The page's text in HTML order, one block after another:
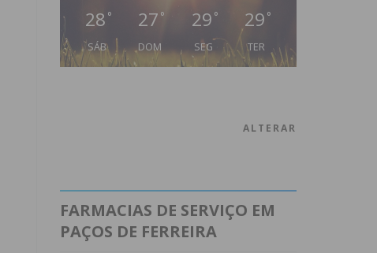
28 °
SÁB
27 °
DOM
29 °
SEG
29 °
TER
ALTERAR
FARMACIAS DE SERVIÇO EM
PAÇOS DE FERREIRA